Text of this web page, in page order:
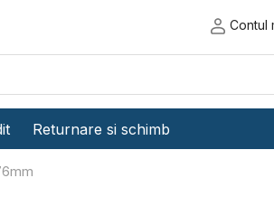
Contul
Returnare si schimb